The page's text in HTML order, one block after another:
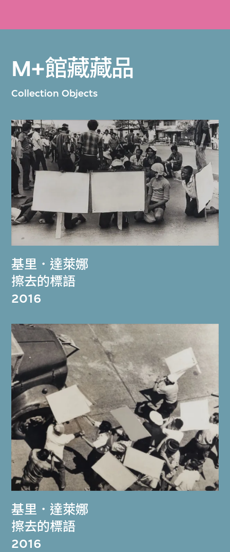
M+館藏藏品
Collection Objects
基里．達萊娜
擦去的標語
2016
基里．達萊娜
擦去的標語
2016